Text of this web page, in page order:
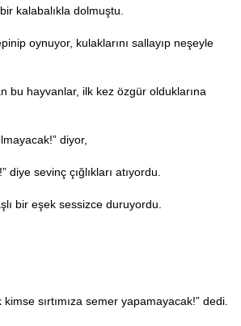
kalabalıkla dolmuştu.
oynuyor, kulaklarını sallayıp neşeyle
bu hayvanlar, ilk kez özgür olduklarına
diyor,
sevinç çığlıkları atıyordu.
bir eşek sessizce duruyordu.
sırtımıza semer yapamayacak!” dedi.